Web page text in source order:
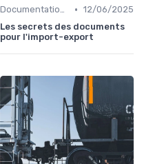
Documentation & Conformité • 12/06/2025
Les secrets des documents
pour l'import-export